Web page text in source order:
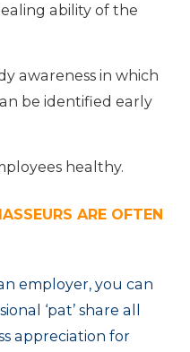
ability of the
awareness in which
be identified early
healthy.
ARE OFTEN
employer, you can
‘pat’ share all
appreciation for